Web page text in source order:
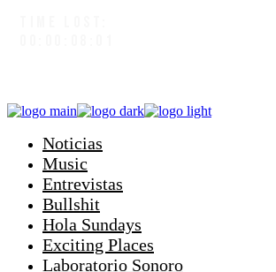
Noticias
Music
Entrevistas
Bullshit
Hola Sundays
Exciting Places
Laboratorio Sonoro